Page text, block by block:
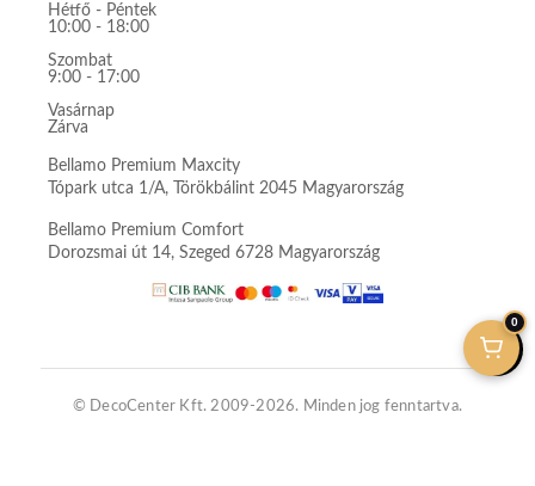
Hétfő - Péntek
10:00 - 18:00
Szombat
9:00 - 17:00
Vasárnap
Zárva
Bellamo Premium Maxcity
Tópark utca 1/A, Törökbálint 2045 Magyarország
Bellamo Premium Comfort
Dorozsmai út 14, Szeged 6728 Magyarország
© DecoCenter Kft. 2009-2026. Minden jog fenntartva.
0